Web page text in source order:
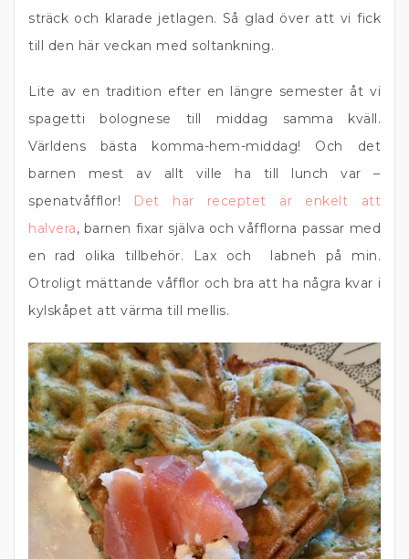
sträck och klarade jetlagen. Så glad över att vi fick
till den här veckan med soltankning.
Lite av en tradition efter en längre semester åt vi
spagetti bolognese till middag samma kväll.
Världens bästa komma-hem-middag! Och det
barnen mest av allt ville ha till lunch var –
spenatvåfflor! Det här receptet är enkelt att
halvera, barnen fixar själva och våfflorna passar med
en rad olika tillbehör. Lax och labneh på min.
Otroligt mättande våfflor och bra att ha några kvar i
kylskåpet att värma till mellis.